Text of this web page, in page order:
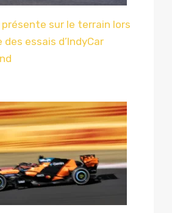
présente sur le terrain lors
des essais d’IndyCar